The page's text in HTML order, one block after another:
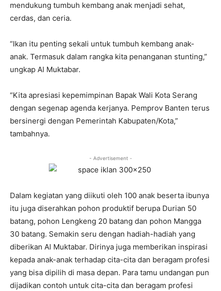
mendukung tumbuh kembang anak menjadi sehat,
cerdas, dan ceria.
“Ikan itu penting sekali untuk tumbuh kembang anak-
anak. Termasuk dalam rangka kita penanganan stunting,”
ungkap Al Muktabar.
“Kita apresiasi kepemimpinan Bapak Wali Kota Serang
dengan segenap agenda kerjanya. Pemprov Banten terus
bersinergi dengan Pemerintah Kabupaten/Kota,”
tambahnya.
- Advertisement -
Dalam kegiatan yang diikuti oleh 100 anak beserta ibunya
itu juga diserahkan pohon produktif berupa Durian 50
batang, pohon Lengkeng 20 batang dan pohon Mangga
30 batang. Semakin seru dengan hadiah-hadiah yang
diberikan Al Muktabar. Dirinya juga memberikan inspirasi
kepada anak-anak terhadap cita-cita dan beragam profesi
yang bisa dipilih di masa depan. Para tamu undangan pun
dijadikan contoh untuk cita-cita dan beragam profesi